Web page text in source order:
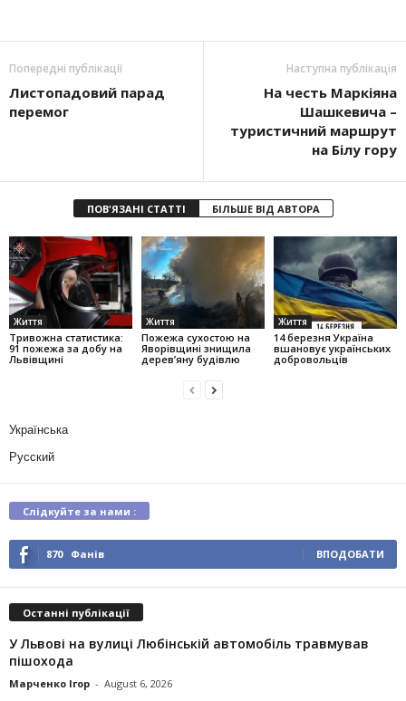
Попередні публікації
Листопадовий парад
перемог
Наступна публікація
На честь Маркіяна
Шашкевича –
туристичний маршрут
на Білу гору
ПОВ'ЯЗАНІ СТАТТІ БІЛЬШЕ ВІД АВТОРА
Життя
Тривожна статистика:
91 пожежа за добу на
Львівщині
Життя
Пожежа сухостою на
Яворівщині знищила
дерев’яну будівлю
Життя
14 березня Україна
вшановує українських
добровольців
Українська
Русский
Слідкуйте за нами :
870 Фанів ВПОДОБАТИ
Останні публікації
У Львові на вулиці Любінській автомобіль травмував
пішохода
Марченко Ігор - August 6, 2026